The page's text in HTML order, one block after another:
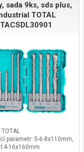
sada 9ks, sds plus,
TOTAL
TACSDL30901
parametr: 5-6-8x110mm,
16x160mm